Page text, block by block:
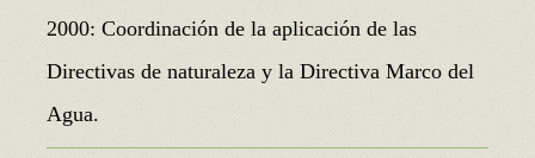
2000: Coordinación de la aplicación de las
Directivas de naturaleza y la Directiva Marco del
Agua.